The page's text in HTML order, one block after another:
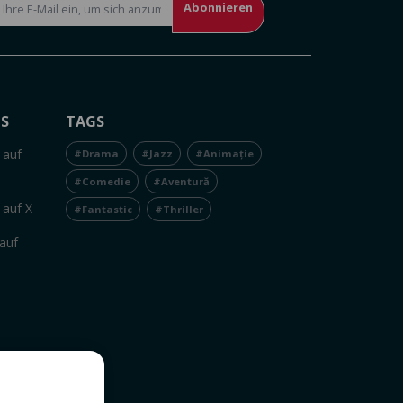
Abonnieren
auf
X
TAGS
#Drama #Jazz #Animație
#Comedie #Aventură
#Fantastic #Thriller